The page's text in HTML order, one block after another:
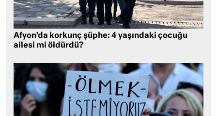
Afyon’da korkunç şüphe: 4 yaşındaki çocuğu
ailesi mi öldürdü?